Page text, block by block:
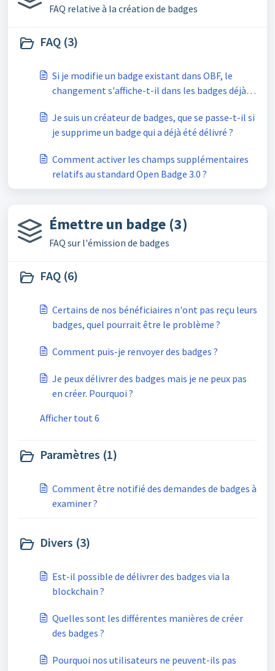
FAQ relative à la création de badges
FAQ (3)
Si je modifie un badge existant dans OBF, le
changement s'affiche-t-il dans les badges déjà
Je suis un créateur de badges, que se passe-t-il si
je supprime un badge qui a déjà été délivré ?
Comment activer les champs supplémentaires
relatifs au standard Open Badge 3.0 ?
Émettre un badge (3)
FAQ sur l'émission de badges
FAQ (6)
Certains de nos bénéficiaires n'ont pas reçu leurs
badges, quel pourrait être le problème ?
Comment puis-je renvoyer des badges ?
Je peux délivrer des badges mais je ne peux pas
en créer. Pourquoi ?
Afficher tout 6
Paramètres (1)
Comment être notifié des demandes de badges à
examiner ?
Divers (3)
Est-il possible de délivrer des badges via la
blockchain ?
Quelles sont les différentes manières de créer
des badges ?
Pourquoi nos utilisateurs ne peuvent-ils pas